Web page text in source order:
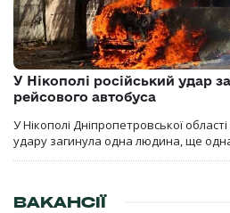
У Нікополі російський удар
рейсового автобуса
У Нікополі Дніпропетровської
удару загинула одна людина, ще
ВАКАНСІЇ